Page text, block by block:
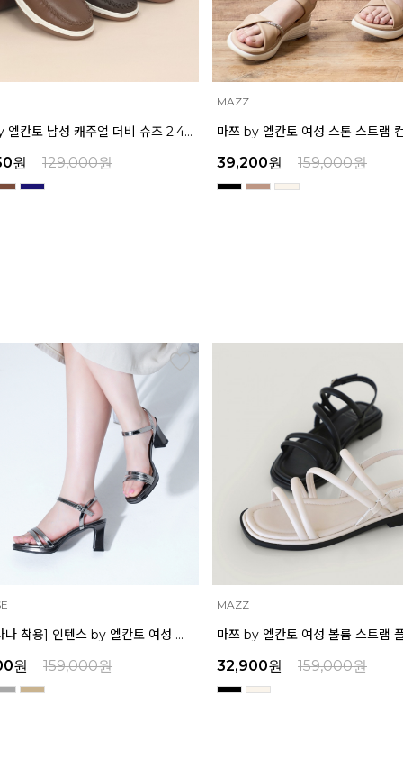
마쯔 by 엘칸토 여성 스톤 스트랩 컴포트 샌들 3.5cm LCWW07M626
원 159,000원
INTENSE
45,900원 159,000원
마쯔 by 엘칸토 여성 볼륨 스트랩 플랫 샌들 2cm LCWW58M626
원 159,000원
INTENSE
39,200원 159,000원